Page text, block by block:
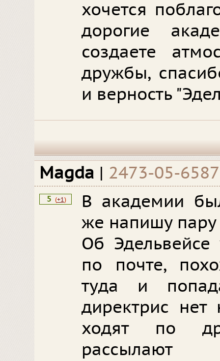
хочется
дорогие
создаете
дружбы,
и верность
Magda | 2473-05-6587
5 (+1)
В академии
же напишу пару
Об Эдельвейсе
по почте,
туда и
директрис нет
ходят по